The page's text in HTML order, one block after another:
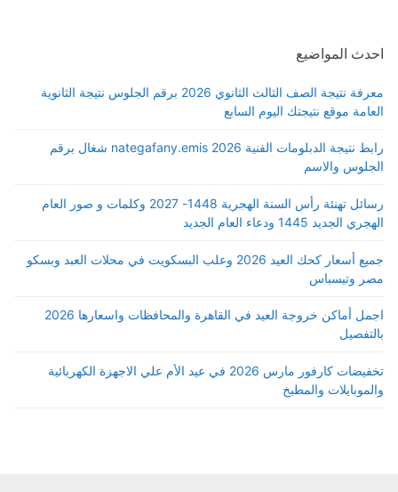
احدث المواضيع
معرفة نتيجة الصف الثالث الثانوي 2026 برقم الجلوس نتيجة الثانوية
العامة موقع نتيجتك اليوم السابع
رابط نتيجة الدبلومات الفنية 2026 nategafany.emis شغال برقم
الجلوس والاسم
رسائل تهنئة رأس السنة الهجرية 1448- 2027 وكلمات و صور العام
الهجري الجديد 1445 ودعاء العام الجديد
جميع أسعار كحك العيد 2026 وعلب البسكويت في محلات العبد وبسكو
مصر وتيسباس
اجمل أماكن خروجة العيد في القاهرة والمحافظات واسعارها 2026
بالتفصيل
تخفيضات كارفور مارس 2026 في عيد الأم علي الاجهزة الكهربائية
والموبايلات والمطبخ